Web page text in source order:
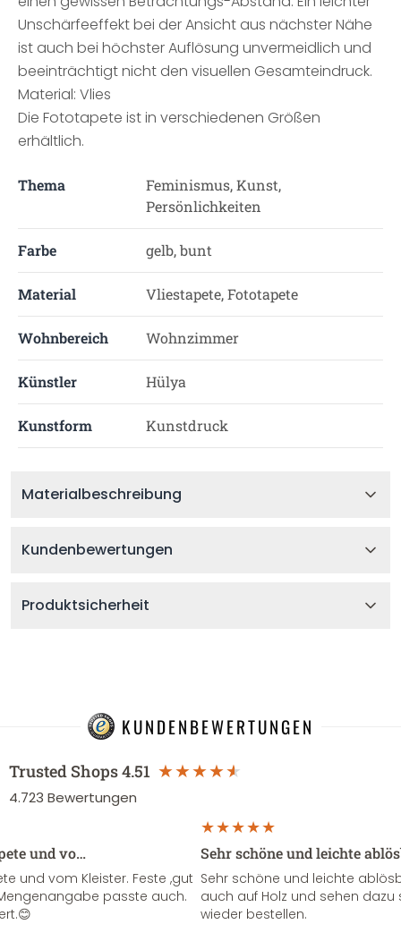
Unschärfeeffekt bei der Ansicht aus nächster Nähe
ist auch bei höchster Auflösung unvermeidlich und
beeinträchtigt nicht den visuellen Gesamteindruck.
Material: Vlies
Die Fototapete ist in verschiedenen Größen
erhältlich.
Thema
Feminismus, Kunst,
Persönlichkeiten
Farbe gelb, bunt
Material Vliestapete, Fototapete
Wohnbereich Wohnzimmer
Künstler Hülya
Kunstform Kunstdruck
Materialbeschreibung
Kundenbewertungen
Produktsicherheit
KUNDENBEWERTUNGEN
Trusted Shops4.51
4.723 Bewertungen
und vo…
und vom Kleister. Feste ,gut
passte auch.
Sehr schöne und leichte
Sehr schöne und leichte
auch auf Holz und sehen
wieder bestellen.